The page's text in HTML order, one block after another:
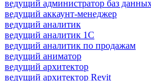
ведущий администратор баз
ведущий аккаунт-менеджер
ведущий аналитик
ведущий аналитик 1С
ведущий аналитик по продажам
ведущий аниматор
ведущий архитектор
ведущий архитектор Revit